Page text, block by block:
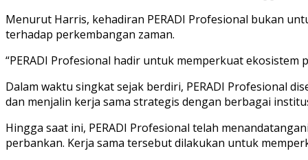
Menurut Harris, kehadiran PERADI Profesional bukan
terhadap perkembangan zaman.
“PERADI Profesional hadir untuk memperkuat
Dalam waktu singkat sejak berdiri, PERADI Profesional
dan menjalin kerja sama strategis dengan berbagai
Hingga saat ini, PERADI Profesional telah
perbankan. Kerja sama tersebut dilakukan untuk